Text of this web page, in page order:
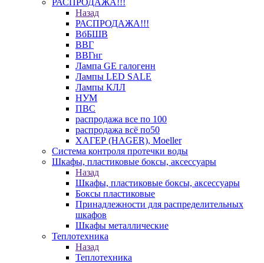
РАСПРОДАЖА!!!
Назад
РАСПРОДАЖА!!!
ВбБШВ
ВВГ
ВВГнг
Лампа GE галогенн
Лампы LED SALE
Лампы КЛЛ
НУМ
ПВС
распродажа все по 100
распродажа всё по50
ХАГЕР (HAGER), Moeller
Система контроля протечки воды
Шкафы, пластиковые боксы, аксессуары
Назад
Шкафы, пластиковые боксы, аксессуары
Боксы пластиковые
Принадлежности для распределительных
шкафов
Шкафы металлические
Теплотехника
Назад
Теплотехника